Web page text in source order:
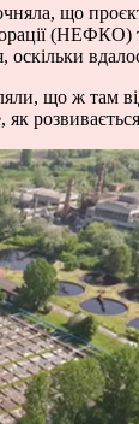
що
що ж там